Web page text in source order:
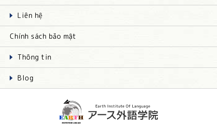
Liên hệ
Chính sách bảo mật
Thông tin
Blog